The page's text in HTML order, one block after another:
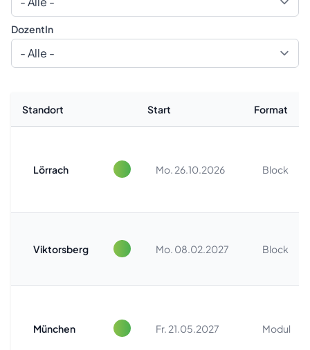
DozentIn
Standort Start Format
Lörrach Mo. 26.10.2026 Block
Viktorsberg Mo. 08.02.2027 Block
München Fr. 21.05.2027 Modul